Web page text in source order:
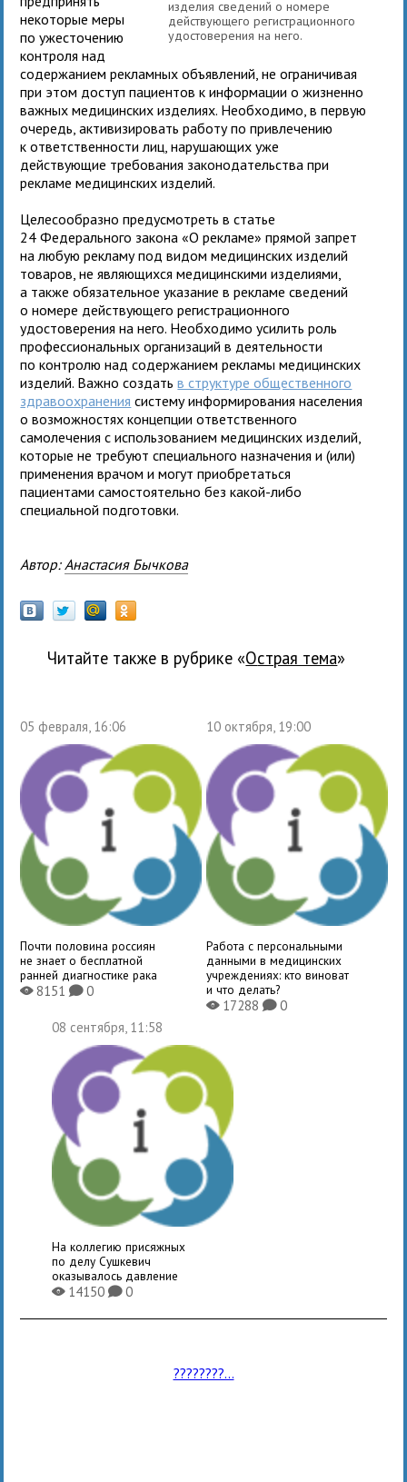
изделия сведений о номере
действующего регистрационного
удостоверения на него.
некоторые меры
по ужесточению
контроля над
содержанием рекламных объявлений, не ограничивая
при этом доступ пациентов к информации о жизненно
важных медицинских изделиях. Необходимо, в первую
очередь, активизировать работу по привлечению
к ответственности лиц, нарушающих уже
действующие требования законодательства при
рекламе медицинских изделий.
Целесообразно предусмотреть в статье
24 Федерального закона «О рекламе» прямой запрет
на любую рекламу под видом медицинских изделий
товаров, не являющихся медицинскими изделиями,
а также обязательное указание в рекламе сведений
о номере действующего регистрационного
удостоверения на него. Необходимо усилить роль
профессиональных организаций в деятельности
по контролю над содержанием рекламы медицинских
изделий. Важно создатьв структуре общественного
здравоохранения систему информирования населения
о возможностях концепции ответственного
самолечения с использованием медицинских изделий,
которые не требуют специального назначения и (или)
применения врачом и могут приобретаться
пациентами самостоятельно без какой-либо
специальной подготовки.
Автор: Анастасия Бычкова
Читайте также в рубрике « Острая тема»
05 февраля, 16:06
Почти половина россиян
не знает о бесплатной
ранней диагностике рака
X8151K0
10 октября, 19:00
Работа с персональными
данными в медицинских
учреждениях: кто виноват
и что делать?
X17288 K0
08 сентября, 11:58
На коллегию присяжных
по делу Сушкевич
оказывалось давление
X14150K0
????????...